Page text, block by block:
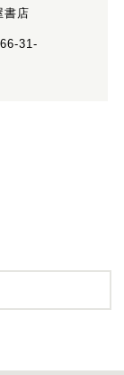
書店
31-